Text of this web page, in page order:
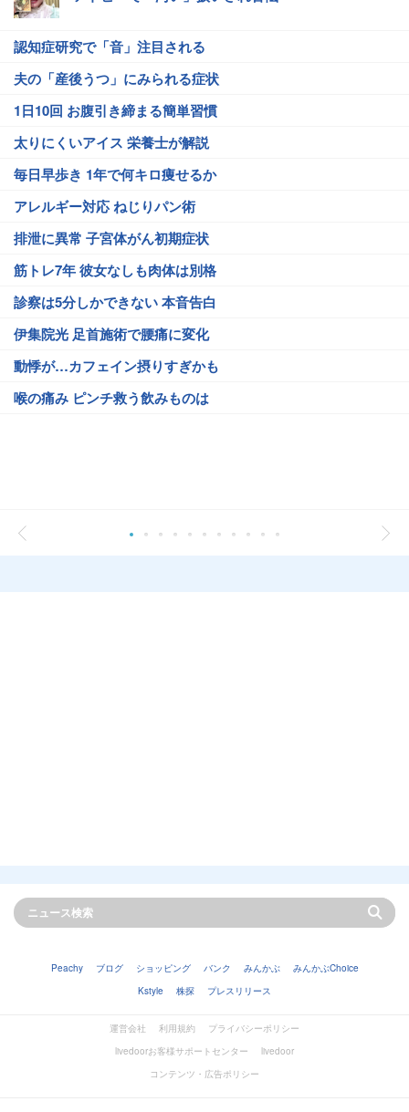
認知症研究で「音」注目される
夫の「産後うつ」にみられる症状
1日10回 お腹引き締まる簡単習慣
太りにくいアイス 栄養士が解説
毎日早歩き 1年で何キロ痩せるか
アレルギー対応 ねじりパン術
排泄に異常 子宮体がん初期症状
筋トレ7年 彼女なしも肉体は別格
診察は5分しかできない 本音告白
伊集院光 足首施術で腰痛に変化
動悸が…カフェイン摂りすぎかも
喉の痛み ピンチ救う飲みものは
Peachy ブログ ショッピング バンク みんかぶ
みんかぶChoice
Kstyle
株探 プレスリリース
運営会社 利用規約
プライバシーポリシー
livedoorお客様サポートセンター
livedoor
コンテンツ・広告ポリシー